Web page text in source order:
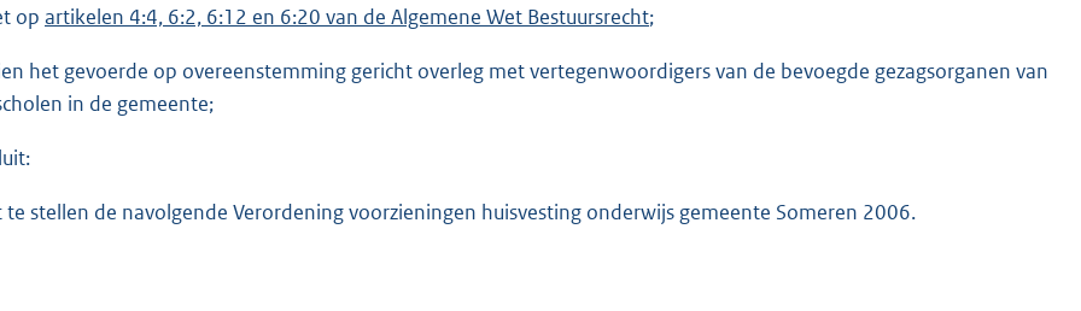
op artikelen 4:4, 6:2, 6:12 en 6:20 van de Algemene Wet Bestuursrecht;
het gevoerde op overeenstemming gericht overleg met vertegenwoordigers van de bevoegde gezagsorganen van
in de gemeente;
te stellen de navolgende Verordening voorzieningen huisvesting onderwijs gemeente Someren 2006.